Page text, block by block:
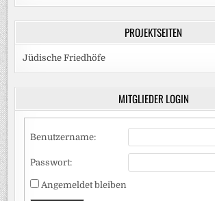
PROJEKTSEITEN
Jüdische Friedhöfe
MITGLIEDER LOGIN
Benutzername:
Passwort:
Angemeldet bleiben